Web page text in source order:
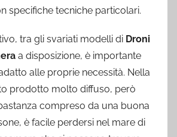
specifiche tecniche particolari.
tra gli svariati modelli di Droni
a disposizione, è importante
alle proprie necessità. Nella
prodotto molto diffuso, però
compreso da una buona
è facile perdersi nel mare di